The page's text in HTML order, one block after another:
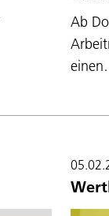
Ab